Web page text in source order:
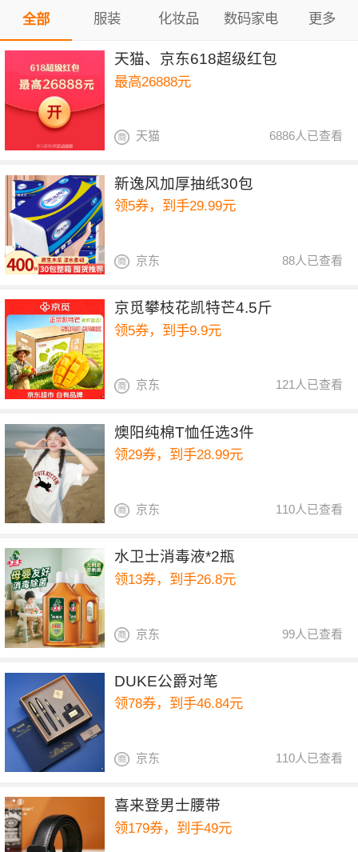
全部 服装 化妆品 数码家电 更多
天猫、京东618超级红包
最高26888元
6886人已查看
天猫
新逸风加厚抽纸30包
领5券，到手29.99元
88人已查看
京东
京觅攀枝花凯特芒4.5斤
领5券，到手9.9元
121人已查看
京东
燠阳纯棉T恤任选3件
领29券，到手28.99元
110人已查看
京东
水卫士消毒液*2瓶
领13券，到手26.8元
99人已查看
京东
DUKE公爵对笔
领78券，到手46.84元
110人已查看
京东
喜来登男士腰带
领179券，到手49元